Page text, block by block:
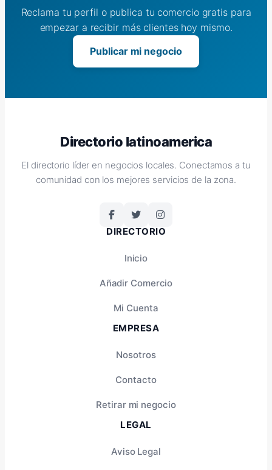
Reclama tu perfil o publica tu comercio gratis para
empezar a recibir más clientes hoy mismo.
Publicar mi negocio
Directorio latinoamerica
El directorio líder en negocios locales. Conectamos a tu
comunidad con los mejores servicios de la zona.
DIRECTORIO
Inicio
Añadir Comercio
Mi Cuenta
EMPRESA
Nosotros
Contacto
Retirar mi negocio
LEGAL
Aviso Legal